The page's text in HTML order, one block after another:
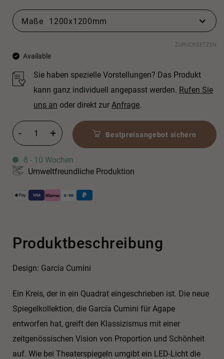
Maße 1200x1200mm
ZURÜCKSETZEN
Available
Sie haben spezielle Vorstellungen? Das Produkt
kann ganz individuell angepasst werden. Rufen Sie
uns an oder direkt zur Anfrage.
Vitruvio Menge Bestpreisangebot sichern
8 - 10 Wochen
Umweltfreundliche Produktion
Produktbeschreibung
Design: García Cumini
Ein Kreis, der in ein Quadrat eingeschrieben ist. Die neue
Spiegelkollektion, die García Cumini für Agape
entworfen hat, greift den Klassizismus mit einer
zeitgenössischen Vision von Proportion und Schönheit
auf. Wie bei Theaterspiegeln umgibt ein LED-Licht die